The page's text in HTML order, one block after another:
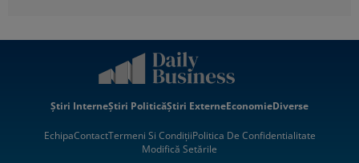
Știri InterneȘtiri PoliticăȘtiri ExterneEconomieDiverse
EchipaContactTermeni Si CondițiiPolitica De Confidentialitate
Modifică Setările